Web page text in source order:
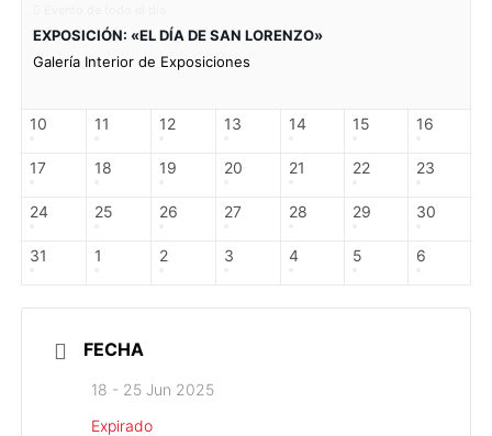
EXPOSICIÓN: «EL DÍA DE SAN LORENZO»
Galería Interior de Exposiciones
10 11 12 13 14 15 16
17 18 19 20 21 22 23
24 25 26 27 28 29 30
31 1 2 3 4 5 6
FECHA
18 - 25 Jun 2025
Expirado